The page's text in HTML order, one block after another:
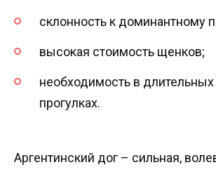
склонность к доминантному
высокая стоимость щенков;
необходимость в
прогулках.
Аргентинский дог – сильная,